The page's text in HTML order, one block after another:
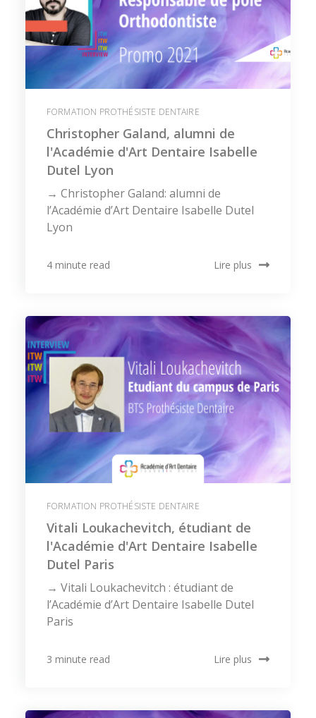
FORMATION PROTHÉSISTE DENTAIRE
Christopher Galand, alumni de
l'Académie d'Art Dentaire Isabelle
Dutel Lyon
→ Christopher Galand: alumni de
l’Académie d’Art Dentaire Isabelle Dutel
Lyon
4 minute read Lire plus
FORMATION PROTHÉSISTE DENTAIRE
Vitali Loukachevitch, étudiant de
l'Académie d'Art Dentaire Isabelle
Dutel Paris
→ Vitali Loukachevitch : étudiant de
l’Académie d’Art Dentaire Isabelle Dutel
Paris
3 minute read Lire plus